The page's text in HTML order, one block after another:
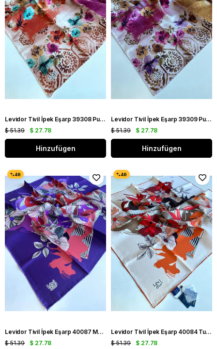
Levidor Tivil İpek Eşarp 39308 Pudra Karışık Desen
$ 27.78
$ 51.39
Hinzufügen
Levidor Tivil İpek Eşarp 39309 Pudra Karışık Desen
$ 27.78
$ 51.39
Hinzufügen
Levidor Tivil İpek Eşarp 40087 Mor Karışık Desen
$ 27.78
$ 51.39
Levidor Tivil İpek Eşarp 40084 Turuncu Karışık Desen
$ 27.78
$ 51.39